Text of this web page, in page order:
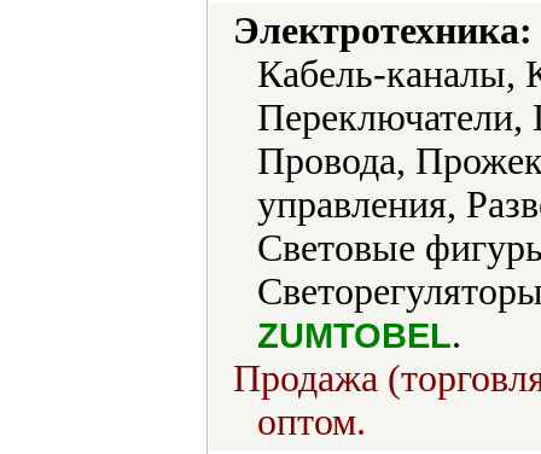
Электротехника:
Кабель-каналы,
Переключатели,
Провода,
управления,
Световые
ZUMTOBEL.
Продажа
оптом.